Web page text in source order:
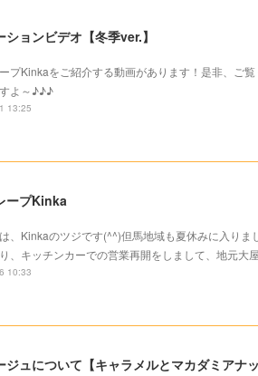
ションビデオ【冬季ver.】
プKinkaをご紹介する動画があります！是非、ご
よ～♪♪♪
13:25
ープKinka
、Kinkaのツジです(^^)但馬地域も夏休みに入り
、キッチンカーでの営業再開をしまして、地元
10:33
ジュについて【キャラメルとマカダミアナ